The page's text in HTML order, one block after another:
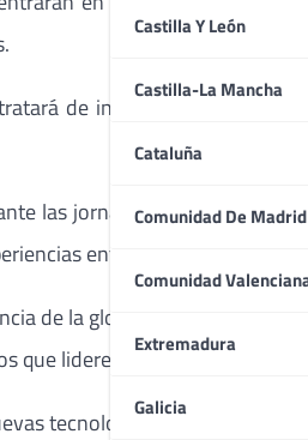
Castilla Y León
Castilla-La Mancha
Cataluña
Comunidad De Madrid
Comunidad
Extremadura
Galicia
de introducir
las jornadas se abrirá un
entre especialistas del
de la globalización y el
que lideren las tendencias del
tecnologías ya no es el